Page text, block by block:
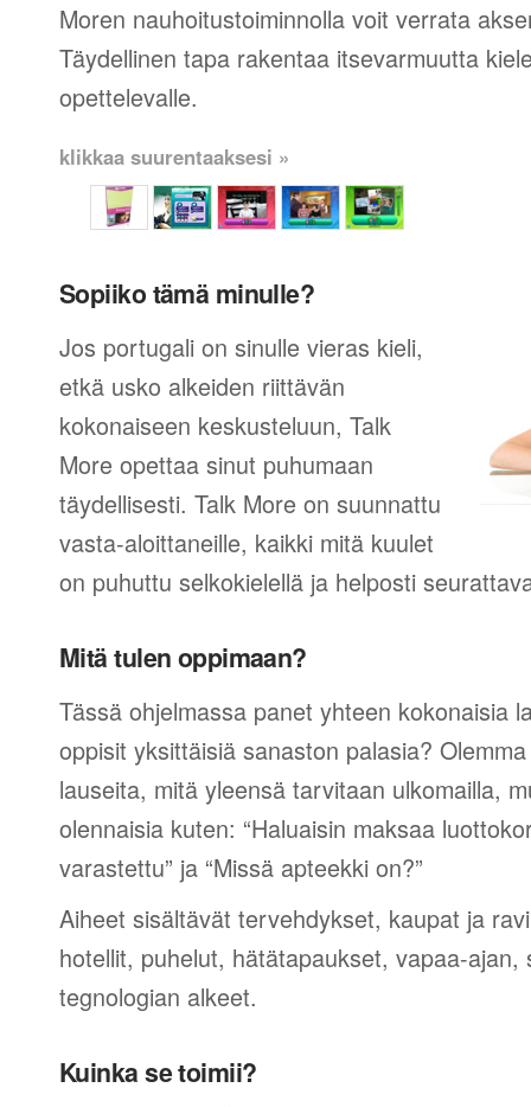
Moren nauhoitustoiminnolla voit verrata
Täydellinen tapa rakentaa itsevarmuutta
opettelevalle.
klikkaa suurentaaksesi »
Sopiiko tämä minulle?
Jos portugali on sinulle vieras kieli,
etkä usko alkeiden riittävän
kokonaiseen keskusteluun, Talk
More opettaa sinut puhumaan
täydellisesti. Talk More on suunnattu
vasta-aloittaneille, kaikki mitä kuulet
on puhuttu selkokielellä ja helposti
Mitä tulen oppimaan?
Tässä ohjelmassa panet yhteen kokonaisia
oppisit yksittäisiä sanaston palasia?
lauseita, mitä yleensä tarvitaan ulkomailla,
olennaisia kuten: “Haluaisin maksaa
varastettu” ja “Missä apteekki on?”
Aiheet sisältävät tervehdykset, kaupat ja
hotellit, puhelut, hätätapaukset, vapaa-ajan,
tegnologian alkeet.
Kuinka se toimii?